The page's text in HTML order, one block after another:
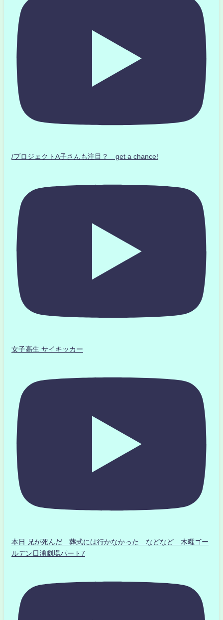
/プロジェクトA子さんも注目？ get a chance!
女子高生 サイキッカー
本日 兄が死んだ 葬式には行かなかった などなど 木曜ゴー
ルデン日浦劇場パート7